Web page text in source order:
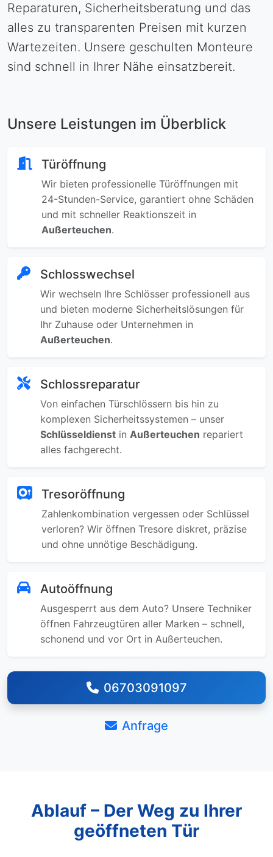
Reparaturen, Sicherheitsberatung und das
alles zu transparenten Preisen mit kurzen
Wartezeiten. Unsere geschulten Monteure
sind schnell in Ihrer Nähe einsatzbereit.
Unsere Leistungen im Überblick
Türöffnung
Wir bieten professionelle Türöffnungen mit
24-Stunden-Service, garantiert ohne Schäden
und mit schneller Reaktionszeit in
Außerteuchen.
Schlosswechsel
Wir wechseln Ihre Schlösser professionell aus
und bieten moderne Sicherheitslösungen für
Ihr Zuhause oder Unternehmen in
Außerteuchen.
Schlossreparatur
Von einfachen Türschlössern bis hin zu
komplexen Sicherheitssystemen – unser
Schlüsseldienst in Außerteuchen repariert
alles fachgerecht.
Tresoröffnung
Zahlenkombination vergessen oder Schlüssel
verloren? Wir öffnen Tresore diskret, präzise
und ohne unnötige Beschädigung.
Autoöffnung
Ausgesperrt aus dem Auto? Unsere Techniker
öffnen Fahrzeugtüren aller Marken – schnell,
schonend und vor Ort in Außerteuchen.
06703091097
Anfrage
Ablauf – Der Weg zu Ihrer
geöffneten Tür